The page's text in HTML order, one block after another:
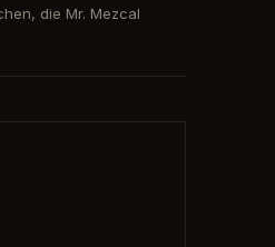
die Mr. Mezcal